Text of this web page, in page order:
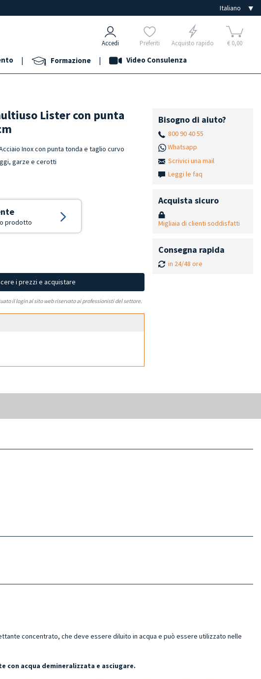
Accedi Preferiti Acquisto rapido € 0,00
| Formazione | Video Consulenza
Lister con punta
Inox con punta tonda e taglio curvo
garze e cerotti
prodotto
i prezzi e acquistare
il login al sito web riservato ai professionisti del settore.
Bisogno di aiuto?
800 90 40 55
Whatsapp
Scrivici una mail
Leggi le faq
Acquista sicuro
Migliaia di clienti soddisfatti
Consegna rapida
in 24/48 ore
concentrato, che deve essere diluito in acqua e può essere utilizzato nelle
con acqua demineralizzata e asciugare.